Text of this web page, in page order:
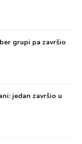
grupi pa završio
jedan završio u